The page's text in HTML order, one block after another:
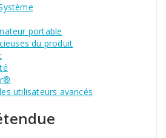
portable
du produit
utilisateurs avancés